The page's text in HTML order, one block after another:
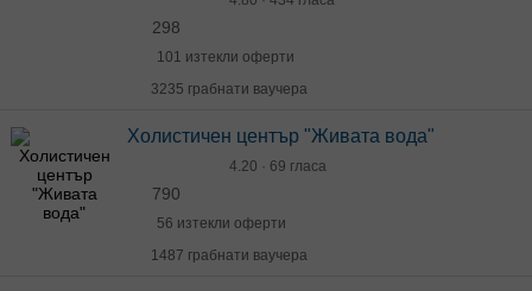
298
101 изтекли оферти
3235 грабнати ваучера
Холистичен център "Живата вода"
4.20 · 69 гласа
790
56 изтекли оферти
1487 грабнати ваучера